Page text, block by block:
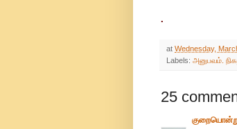
.
at Wednesday,
Labels: அனுபவம்.
25